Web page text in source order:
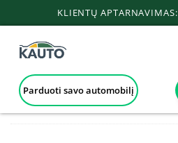
KLIENTŲ APTARNAVIMAS:
Parduoti savo automobilį